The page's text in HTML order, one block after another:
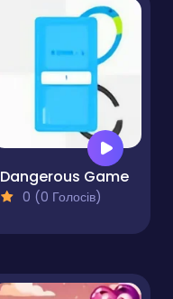
Dangerous Game
0 (0 Голосів)